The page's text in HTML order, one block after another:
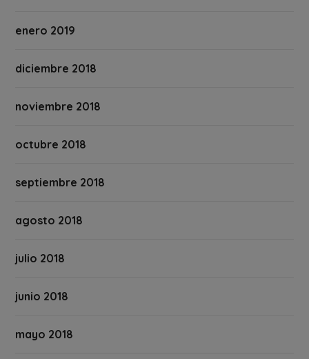
enero 2019
diciembre 2018
noviembre 2018
octubre 2018
septiembre 2018
agosto 2018
julio 2018
junio 2018
mayo 2018